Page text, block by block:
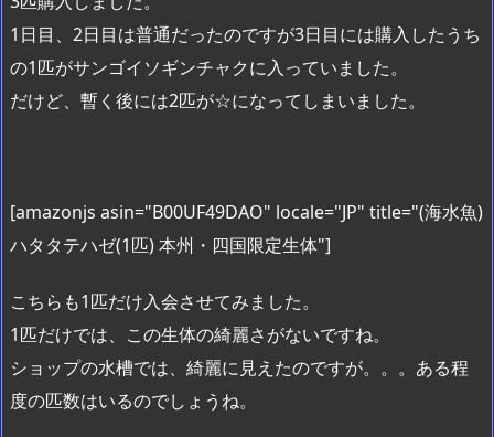
1日目、2日目は普通だったのですが3日目には購入したうち
の1匹がサンゴイソギンチャクに入っていました。
だけど、暫く後には2匹が☆になってしまいました。
[amazonjs asin="B00UF49DAO" locale="JP" title="(海水魚)
ハタタテハゼ(1匹) 本州・四国限定生体"]
こちらも1匹だけ入会させてみました。
1匹だけでは、この生体の綺麗さがないですね。
ショップの水槽では、綺麗に見えたのですが。。。ある程
度の匹数はいるのでしょうね。